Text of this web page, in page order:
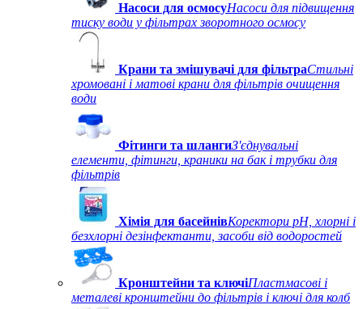
Насоси для осмосуНасоси для підвищення
тиску води у фільтрах зворотного осмосу
Крани та змішувачі для фільтраСтильні
хромовані і матові крани для фільтрів очищення
води
Фітинги та шлангиЗ'єднувальні
елементи, фітинги, краники на бак і трубки для
фільтрів
Хімія для басейнівКоректори рН, хлорні і
безхлорні дезінфектанти, засоби від водоростей
Кронштейни та ключіПластмасові і
металеві кронштейни до фільтрів і ключі для колб